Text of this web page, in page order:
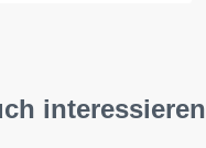
interessieren